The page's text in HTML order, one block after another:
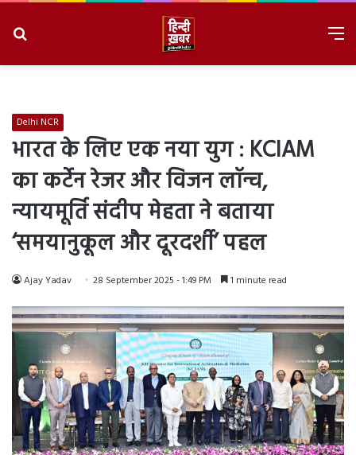
Delhi NCR
भारत के लिए एक नया युग : KCIAM
का कर्टेन रेजर और विजन लॉन्च,
न्यायमूर्ति संदीप मेहता ने बताया
‘समयानुकूल और दूरदर्शी’ पहल
Ajay Yadav 28 September 2025 - 1:49 PM 1 minute read